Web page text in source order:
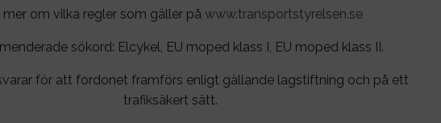
mer om vilka regler som gäller på www.transportstyrelsen.se
sökord: Elcykel, EU moped klass I, EU moped klass II.
för att fordonet framförs enligt gällande lagstiftning och på ett
trafiksäkert sätt.